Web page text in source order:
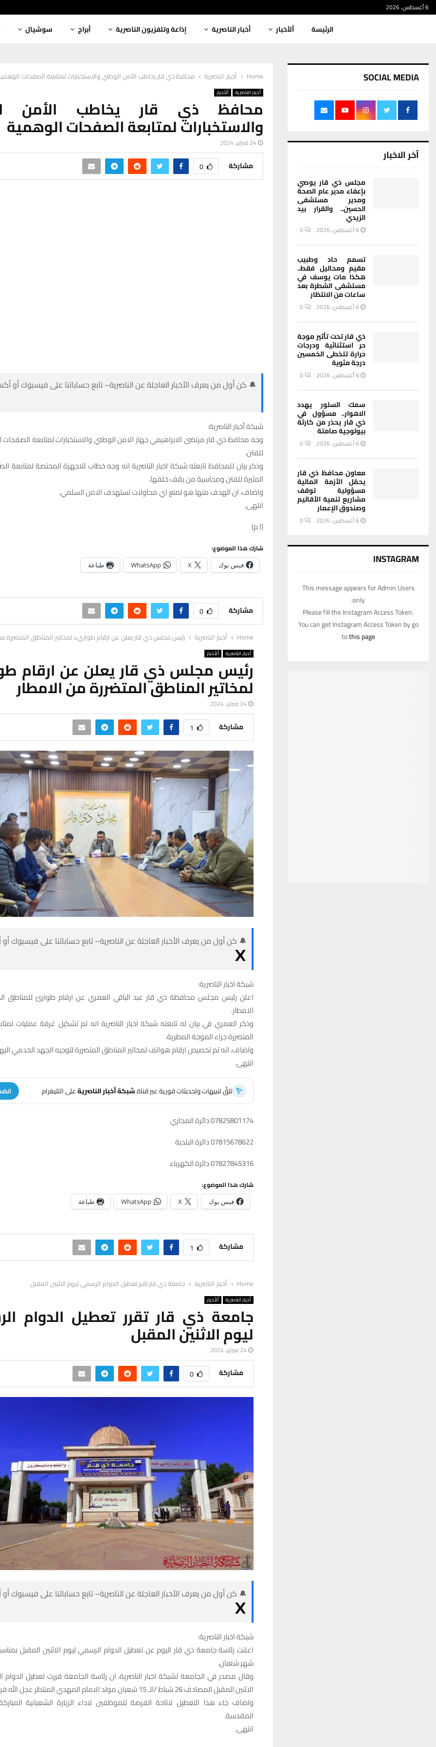
6 أغسطس، 2026
الرئيسة ألأخبار أخبار الناصرية إذاعة وتلفزيون الناصرية أبراج سوشيال
Home أخبار الناصرية محافظ ذي قار يخاطب الأمن الوطني والاستخبارات لمتابعة الصفحات
أخبار الناصرية ألأخبار
محافظ ذي قار يخاطب الأمن
والاستخبارات لمتابعة الصفحات الوهمية
24 فبراير، 2024
مشاركة 0
🔔 كن أول من يعرف الأخبار العاجلة عن الناصرية– تابع حساباتنا على فيسبوك أو
شبكة أخبار الناصرية:
وجه محافظ ذي قار مرتضى الابراهيمي جهاز الامن الوطني والاستخبارات لمتابعة الصفحات
للفتن.
وذكر بيان للمحافظ تابعته شبكة اخبار الناصرية انه وجه خطاب للاجهزة المختصة لمتابعة
المثيرة للفتن ومحاسبة من يقف خلفها.
واضاف، ان الهدف منها هو لمنع اي محاولات تستهدف الامن السلمي.
انتهى.
(ا م)
شارك هذا الموضوع:
فيس بوك X
WhatsApp طباعة
مشاركة 0
Home أخبار الناصرية رئيس مجلس ذي قار يعلن عن ارقام طواريء لمخاتير المناطق المتضررة
أخبار الناصرية ألأخبار
رئيس مجلس ذي قار يعلن عن ارقام
لمخاتير المناطق المتضررة من الامطار
24 فبراير، 2024
مشاركة 1
🔔 كن أول من يعرف الأخبار العاجلة عن الناصرية– تابع حساباتنا على فيسبوك
شبكة اخبار الناصرية:
اعلن رئيس مجلس محافظة ذي قار عبد الباقي العمري عن ارقام طوارئ للمناطق
الامطار.
وذكر العمري في بيان له تابعته شبكة اخبار الناصرية انه تم تشكيل غرفة عمليات
المتضررة جراء الموجة المطرية.
واضاف، انه تم تخصيص ارقام هواتف لمخاتير المناطق المتضررة لتوجيه الجهد الخدمي
انتهى.
تلقَّ تنبيهات وتحديثات فورية عبر قناةشبكة أخبار الناصريةعلى التليغرام
07825801174 دائرة المجاري
07815678622 دائرة البلدية
07827845316 دائرة الكهرباء
شارك هذا الموضوع:
فيس بوك X
WhatsApp طباعة
مشاركة 1
Home أخبار الناصرية جامعة ذي قار تقرر تعطيل الدوام الرسمي ليوم الاثنين المقبل
أخبار الناصرية ألأخبار
جامعة ذي قار تقرر تعطيل الدوام
ليوم الاثنين المقبل
24 فبراير، 2024
مشاركة 0
🔔 كن أول من يعرف الأخبار العاجلة عن الناصرية– تابع حساباتنا على فيسبوك
شبكة اخبار الناصرية:
شهر شعبان.
وقال مصدر في الجامعة لشبكة اخبار الناصرية، ان رئاسة الجامعة قررت تعطيل
الاثنين المقبل المصادف 26 شباط /الـ 15 شعبان مولد الامام المهدي المنتظر عجل الله فرجه.
واضاف جاء هذا التعطيل لاتاحة الفرصة للموظفين لاداء الزيارة الشعبانية
المقدسة.
انتهى.
SOCIAL MEDIA
آخر الاخبار
مجلس ذي قار يوصي
بإعفاء مدير عام الصحة
ومدير مستشفى
الحسين.. والقرار بيد
الزيدي
6 أغسطس، 2026 0
تسمم حاد وطبيب
مقيم ومحاليل فقط..
هكذا مات يوسف في
مستشفى الشطرة بعد
ساعات من الانتظار
6 أغسطس، 2026 0
ذي قار تحت تأثير موجة
حر استثنائية ودرجات
حرارة تتخطى الخمسين
درجة مئوية
6 أغسطس، 2026 0
سمك السلور يهدد
الاهوار.. مسؤول في
ذي قار يحذر من كارثة
بيولوجية صامتة
6 أغسطس، 2026 0
معاون محافظ ذي قار
يحمّل الأزمة المالية
مسؤولية توقف
مشاريع تنمية الأقاليم
وصندوق الإعمار
6 أغسطس، 2026 0
INSTAGRAM
This message appears for Admin Users
only:
Please fill the Instagram Access Token.
You can get Instagram Access Token by go
tothis page